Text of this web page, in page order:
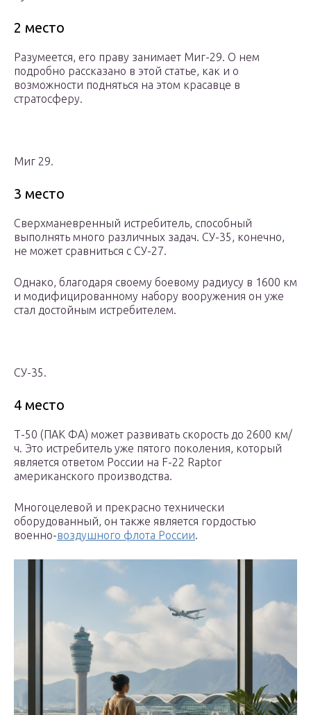
2 место
Разумеется, его праву занимает Миг-29. О нем
подробно рассказано в этой статье, как и о
возможности подняться на этом красавце в
стратосферу.
Миг 29.
3 место
Сверхманевренный истребитель, способный
выполнять много различных задач. СУ-35, конечно,
не может сравниться с СУ-27.
Однако, благодаря своему боевому радиусу в 1600 км
и модифицированному набору вооружения он уже
стал достойным истребителем.
СУ-35.
4 место
Т-50 (ПАК ФА) может развивать скорость до 2600 км/
ч. Это истребитель уже пятого поколения, который
является ответом России на F-22 Raptor
американского производства.
Многоцелевой и прекрасно технически
оборудованный, он также является гордостью
военно-воздушного флота России.